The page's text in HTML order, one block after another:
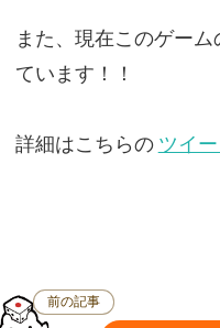
また、現在このゲー
ています！！
詳細はこちらの ツイー
前の記事